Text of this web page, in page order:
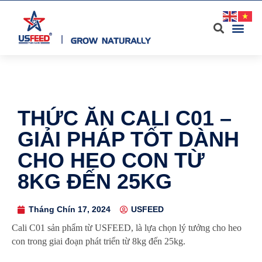
THỨC ĂN CALI C01 –
GIẢI PHÁP TỐT DÀNH
CHO HEO CON TỪ
8KG ĐẾN 25KG
Tháng Chín 17, 2024 USFEED
Cali C01 sản phẩm từ USFEED, là lựa chọn lý tưởng cho heo
con trong giai đoạn phát triển từ 8kg đến 25kg.